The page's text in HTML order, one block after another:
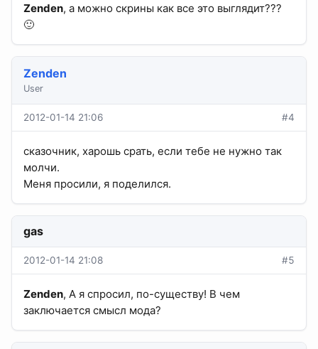
Zenden, а можно скрины как все это выглядит???
🙂
Zenden
User
2012-01-14 21:06 #4
сказочник, харошь срать, если тебе не нужно так
молчи.
Меня просили, я поделился.
gas
2012-01-14 21:08 #5
Zenden, А я спросил, по-существу! В чем
заключается смысл мода?